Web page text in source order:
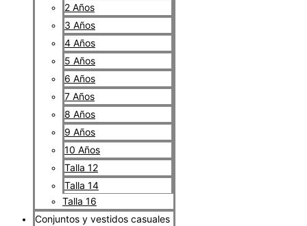
2 Años
3 Años
4 Años
5 Años
6 Años
7 Años
8 Años
9 Años
10 Años
Talla 12
Talla 14
Talla 16
Conjuntos y vestidos casuales